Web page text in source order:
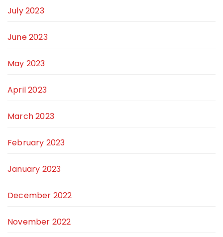
July 2023
June 2023
May 2023
April 2023
March 2023
February 2023
January 2023
December 2022
November 2022